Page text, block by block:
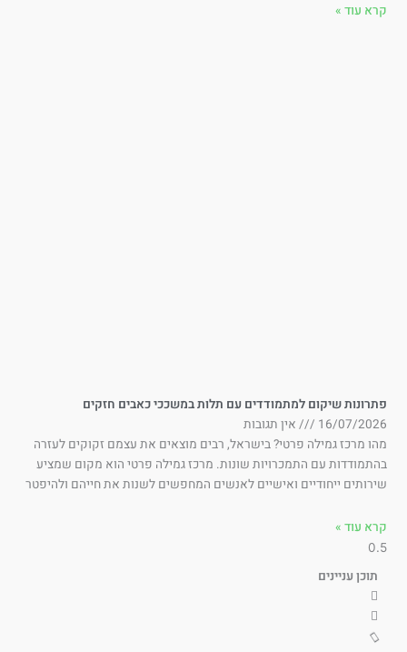
עוד »
שיקום למתמודדים עם תלות במשככי כאבים חזקים
16/07/
אין תגובות
מרכז גמילה פרטי? בישראל, רבים מוצאים את עצמם זקוקים לעזרה
עם התמכרויות שונות. מרכז גמילה פרטי הוא מקום שמציע
ייחודיים ואישיים לאנשים המחפשים לשנות את חייהם ולהיפטר
עוד »
תוכן עניינים